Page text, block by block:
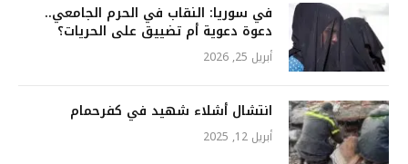
في سوريا: النقاب في الحرم الجامعي..
دعوة دعوية أم تضييق على الحريات؟
أبريل 25, 2026
انتشال أشلاء شهيد في كفرحمام
أبريل 12, 2025